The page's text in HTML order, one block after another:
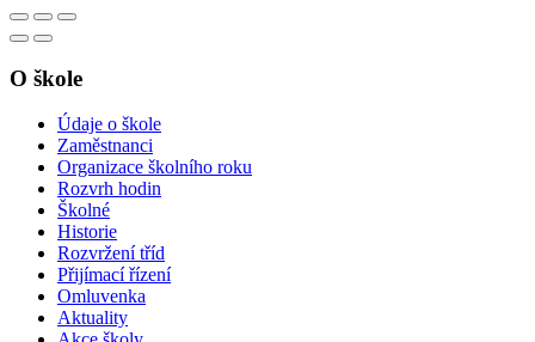
O škole
Údaje o škole
Zaměstnanci
Organizace školního roku
Rozvrh hodin
Školné
Historie
Rozvržení tříd
Přijímací řízení
Omluvenka
Aktuality